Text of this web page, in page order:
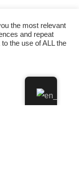
the most relevant
and repeat
the use of ALL the